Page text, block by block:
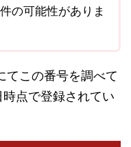
の可能性がありま
てこの番号を調べて
点で登録されてい